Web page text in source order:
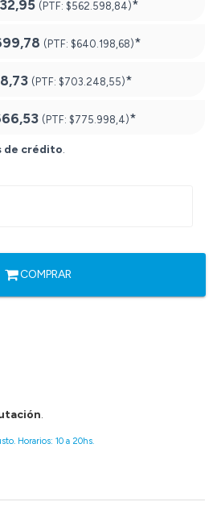
(PTF: $562.598,84)*
(PTF: $640.198,68)*
(PTF: $703.248,55)*
(PTF: $775.998,4)*
de crédito.
COMPRAR
.
Horarios: 10 a 20hs.